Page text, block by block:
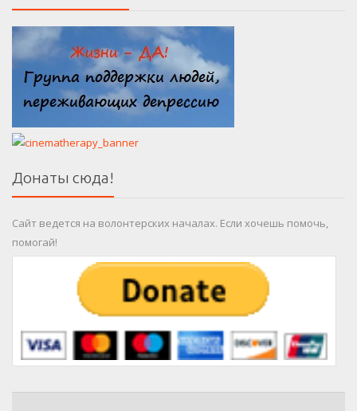
Донаты сюда!
Сайт ведется на волонтерских началах. Если хочешь помочь,
помогай!